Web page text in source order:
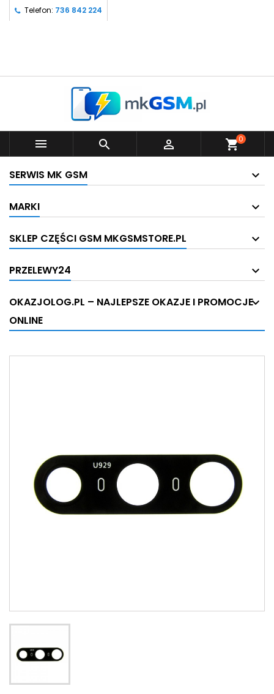
Telefon: 736 842 224
   shopping_cart0
SERWIS MK GSM
MARKI
SKLEP CZĘŚCI GSM MKGSMSTORE.PL
PRZELEWY24
OKAZJOLOG.PL – NAJLEPSZE OKAZJE I PROMOCJE
ONLINE